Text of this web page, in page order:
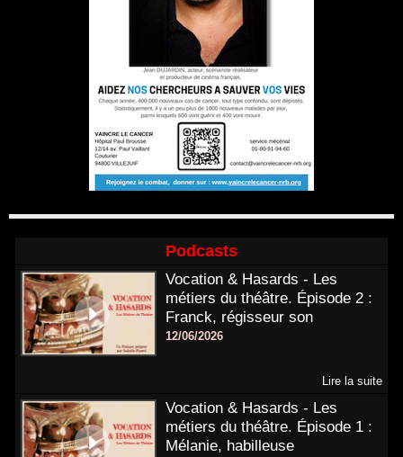
Podcasts
Vocation & Hasards - Les
métiers du théâtre. Épisode 2 :
Franck, régisseur son
12/06/2026
Lire la suite
Vocation & Hasards - Les
métiers du théâtre. Épisode 1 :
Mélanie, habilleuse